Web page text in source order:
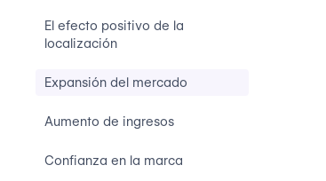
El efecto positivo de la
localización
Expansión del mercado
Aumento de ingresos
Confianza en la marca